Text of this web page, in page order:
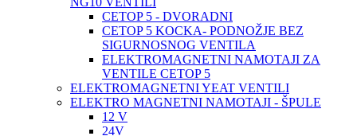
CETOP 5 - DVORADNI
CETOP 5 KOCKA- PODNOŽJE BEZ
SIGURNOSNOG VENTILA
ELEKTROMAGNETNI NAMOTAJI ZA
VENTILE CETOP 5
ELEKTROMAGNETNI YEAT VENTILI
ELEKTRO MAGNETNI NAMOTAJI - ŠPULE
12 V
24V